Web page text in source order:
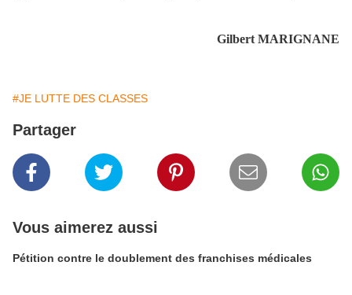
Gilbert MARIGNANE
#JE LUTTE DES CLASSES
Partager
Vous aimerez aussi
Pétition contre le doublement des franchises médicales